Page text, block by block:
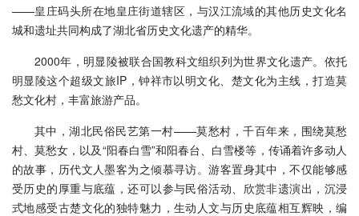
——皇庄码头所在地皇庄街道辖区，与汉江流域的其他历史文化名
城和遗址共同构成了湖北省历史文化遗产的精华。
2000年，明显陵被联合国教科文组织列为世界文化遗产。依托
明显陵这个超级文旅IP，钟祥市以明文化、楚文化为主线，打造莫
愁文化村，丰富旅游产品。
其中，湖北民俗民艺第一村——莫愁村，千百年来，围绕莫愁
村、莫愁女，以及“阳春白雪”和阳春台、白雪楼等，传诵着许多动人
的故事，历代文人墨客为之倾慕寻访。游客置身其中，不仅能够感
受历史的厚重与底蕴，还可以参与民俗活动、欣赏非遗演出，沉浸
式地感受古楚文化的独特魅力，生动人文与历史底蕴相互辉映，编